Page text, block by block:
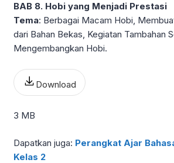
BAB 8. Hobi yang Menjadi Prestasi
Tema: Berbagai Macam Hobi,
dari Bahan Bekas, Kegiatan Tambahan
Mengembangkan Hobi.
Download
3 MB
Dapatkan juga: Perangkat Ajar
Kelas 2